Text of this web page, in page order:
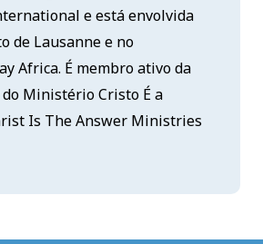
e está envolvida
de Lausanne e no
Africa. É membro ativo da
Ministério Cristo É a
Is The Answer Ministries